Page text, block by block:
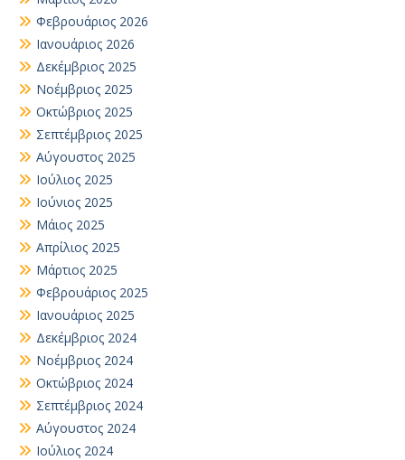
Φεβρουάριος 2026
Ιανουάριος 2026
Δεκέμβριος 2025
Νοέμβριος 2025
Οκτώβριος 2025
Σεπτέμβριος 2025
Αύγουστος 2025
Ιούλιος 2025
Ιούνιος 2025
Μάιος 2025
Απρίλιος 2025
Μάρτιος 2025
Φεβρουάριος 2025
Ιανουάριος 2025
Δεκέμβριος 2024
Νοέμβριος 2024
Οκτώβριος 2024
Σεπτέμβριος 2024
Αύγουστος 2024
Ιούλιος 2024